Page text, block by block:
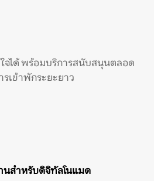
จได้ พร้อมบริการสนับสนุนตลอด
เข้าพักระยะยาว
สำหรับดิจิทัลโนแมด